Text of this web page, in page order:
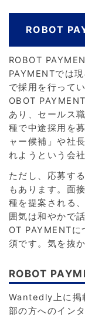
ROBOT
ROBOT
PAYMENTでは
で採用を行って
OBOT
あり、セールス
種で中途採用を
ャー候補」や社
れようという会
ただし、応募す
もあります。面
種を提案される
囲気は和やかで
OT PAYMENTに
須です。気を抜
ROBOT
Wantedly上に掲
部の方へのイン